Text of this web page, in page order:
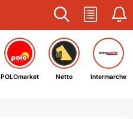
POLOmarket Netto Intermarche